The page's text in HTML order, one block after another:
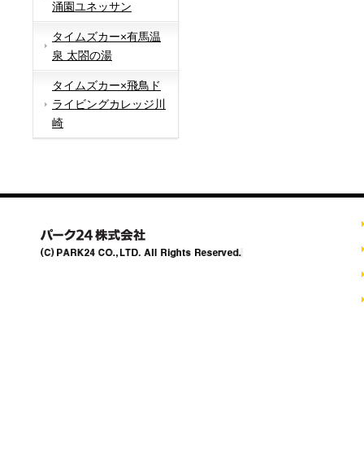
涌園ユネッサン
タイムズカー×有馬温
泉 太閤の湯
タイムズカー×飛鳥ド
ライビングカレッジ川
崎